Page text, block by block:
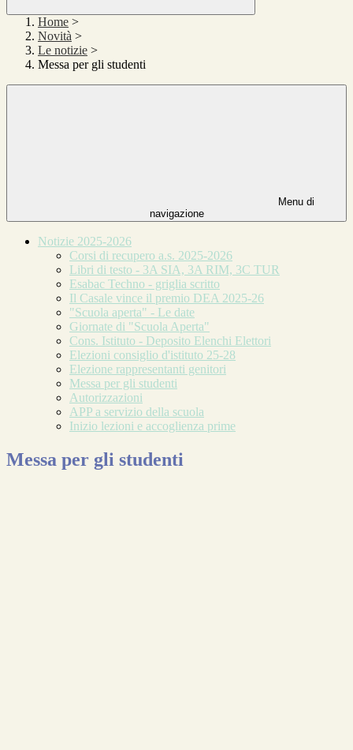
Home >
Novità >
Le notizie >
Messa per gli studenti
Menu di
navigazione
Notizie 2025-2026
Corsi di recupero a.s. 2025-2026
Libri di testo - 3A SIA, 3A RIM, 3C TUR
Esabac Techno - griglia scritto
Il Casale vince il premio DEA 2025-26
"Scuola aperta" - Le date
Giornate di "Scuola Aperta"
Cons. Istituto - Deposito Elenchi Elettori
Elezioni consiglio d'istituto 25-28
Elezione rappresentanti genitori
Messa per gli studenti
Autorizzazioni
APP a servizio della scuola
Inizio lezioni e accoglienza prime
Messa per gli studenti